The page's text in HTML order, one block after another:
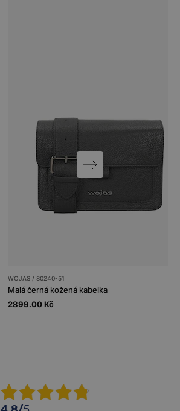
WOJAS / 80240-51
Malá černá kožená kabelka
2899.00 Kč